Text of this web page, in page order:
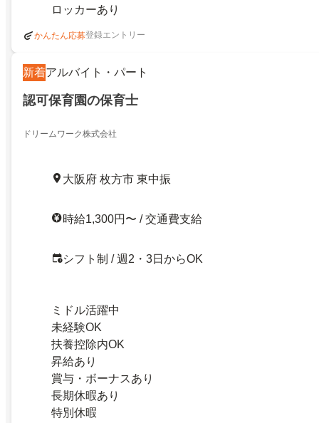
ロッカーあり
かんたん応募登録エントリー
新着アルバイト・パート
認可保育園の保育士
ドリームワーク株式会社
大阪府 枚方市 東中振
時給1,300円〜 / 交通費支給
シフト制 / 週2・3日からOK
ミドル活躍中
未経験OK
扶養控除内OK
昇給あり
賞与・ボーナスあり
長期休暇あり
特別休暇